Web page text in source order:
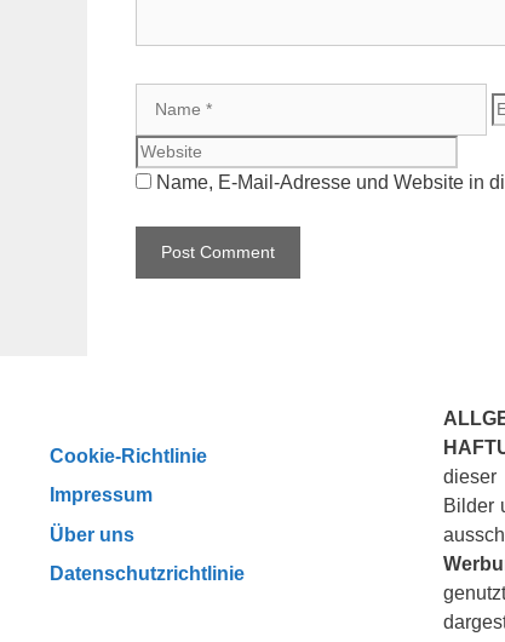
Name, E-Mail-Adresse und Website in
Cookie-Richtlinie
Impressum
Über uns
Datenschutzrichtlinie
Bilder